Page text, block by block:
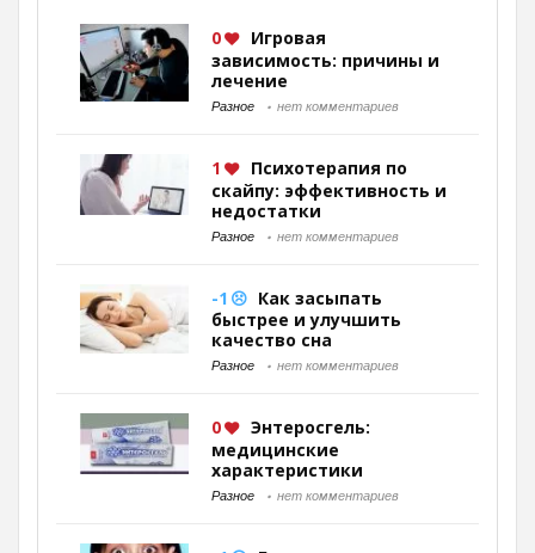
0
Игровая
зависимость: причины и
лечение
Разное нет комментариев
1
Психотерапия по
скайпу: эффективность и
недостатки
Разное нет комментариев
-1
Как засыпать
быстрее и улучшить
качество сна
Разное нет комментариев
0
Энтеросгель:
медицинские
характеристики
Разное нет комментариев